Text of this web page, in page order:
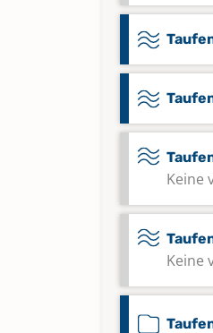
Keine
Keine